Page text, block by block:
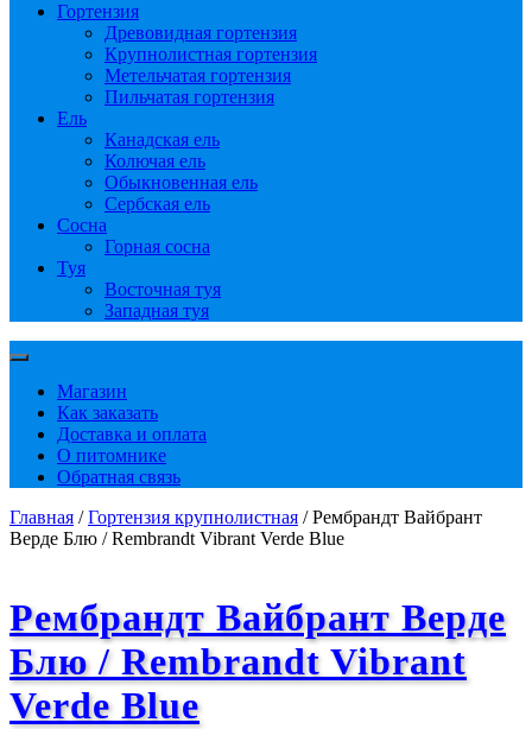
Гортензия
Древовидная гортензия
Крупнолистная гортензия
Метельчатая гортензия
Пильчатая гортензия
Ель
Канадская ель
Колючая ель
Обыкновенная ель
Сербская ель
Сосна
Горная сосна
Туя
Восточная туя
Западная туя
Магазин
Как заказать
Доставка и оплата
О питомнике
Обратная связь
Главная /Гортензия крупнолистная / Рембрандт Вайбрант
Верде Блю / Rembrandt Vibrant Verde Blue
Рембрандт Вайбрант Верде
Блю / Rembrandt Vibrant
Verde Blue